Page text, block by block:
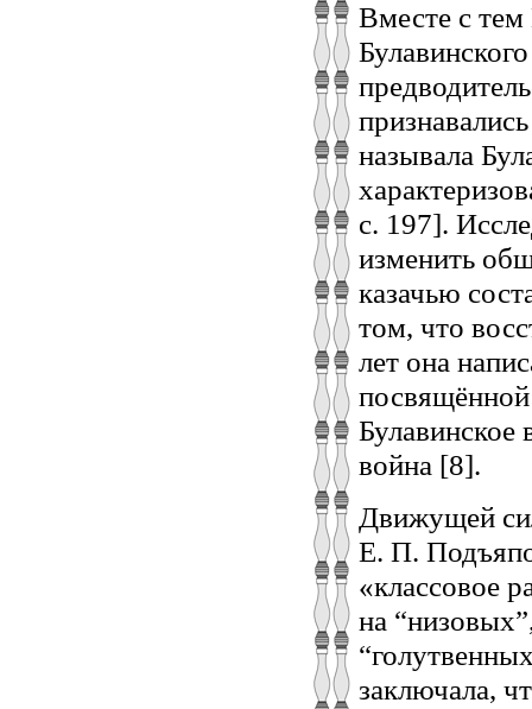
Вместе с
называла
с. 197].
изменить
казачью
том, что
лет она
Булавинское
война [8].
Движущей
Е. П.
«классовое
на
заключала,